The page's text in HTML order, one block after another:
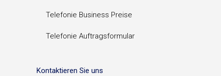
Telefonie Business Preise
Telefonie Auftragsformular
Kontaktieren Sie uns